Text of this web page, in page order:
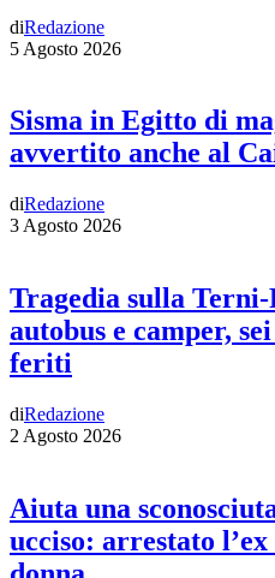
diRedazione
5 Agosto 2026
Sisma in Egitto di
avvertito anche al
diRedazione
3 Agosto 2026
Tragedia sulla
autobus e camper,
feriti
diRedazione
2 Agosto 2026
Aiuta una
ucciso: arrestato